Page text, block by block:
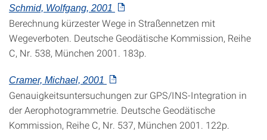
Schmid, Wolfgang, 2001
Berechnung kürzester Wege in Straßennetzen mit
Wegeverboten. Deutsche Geodätische Kommission, Reihe
C, Nr. 538, München 2001. 183p.
Cramer, Michael, 2001
Genauigkeitsuntersuchungen zur GPS/INS-Integration in
der Aerophotogrammetrie. Deutsche Geodätische
Kommission, Reihe C, Nr. 537, München 2001. 122p.